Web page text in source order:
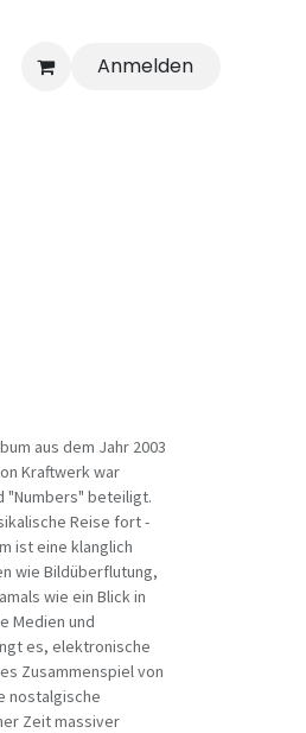
Anmelden
aus dem Jahr 2003
Kraftwerk war
"Numbers" beteiligt.
Reise fort -
ist eine klanglich
wie Bildüberflutung,
wie ein Blick in
Medien und
es, elektronische
Zusammenspiel von
nostalgische
Zeit massiver